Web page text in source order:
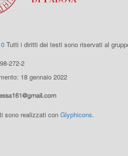
Tutti i diritti dei testi sono riservati al
272-2
18 gennaio 2022
sono realizzati con Glyphicons.